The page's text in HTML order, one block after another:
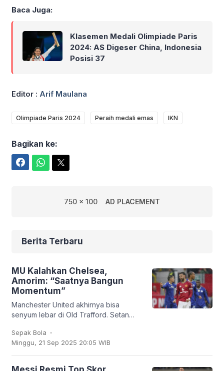
Baca Juga:
Klasemen Medali Olimpiade Paris
2024: AS Digeser China, Indonesia
Posisi 37
Editor : Arif Maulana
Olimpiade Paris 2024 Peraih medali emas IKN
Bagikan ke:
750 x 100 AD PLACEMENT
Berita Terbaru
MU Kalahkan Chelsea,
Amorim: “Saatnya Bangun
Momentum”
Manchester United akhirnya bisa
senyum lebar di Old Trafford. Setan
2-1 dalam lanjutan Liga Inggris, Sabtu
(20/9/2025). Bruno
Sepak Bola .
Minggu, 21 Sep 2025 20:05 WIB